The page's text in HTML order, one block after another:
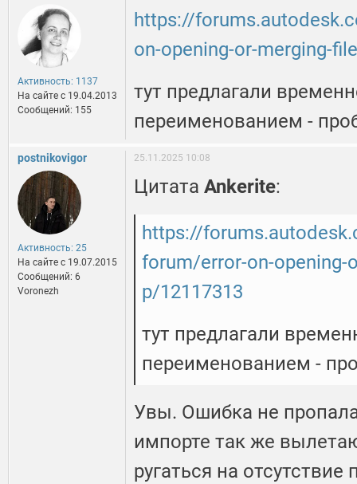
Активность: 1137
На сайте c 19.04.2013
Сообщений: 155
https://
on-opening-or-merging-
тут предлагали
переименованием -
postnikovigor
Активность: 25
На сайте c 19.07.2015
Сообщений: 6
Voronezh
25.11.2025 10:08
Цитата Ankerite:
https://
forum/error-on-opening-
p/12117313
тут предлагали
переименованием -
Увы. Ошибка не
импорте так же
ругаться на отсутствие